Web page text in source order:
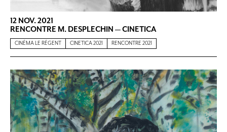
12 NOV. 2021
RENCONTRE M. DESPLECHIN — CINETICA
CINÉMA LE RÉGENT CINETICA 2021 RENCONTRE 2021